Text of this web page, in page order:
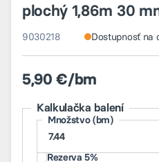
plochý 1,86m 30
9030218 Dostupnosť na
5,90 €/bm
Kalkulačka balení
Množstvo (bm)
Rezerva 5%